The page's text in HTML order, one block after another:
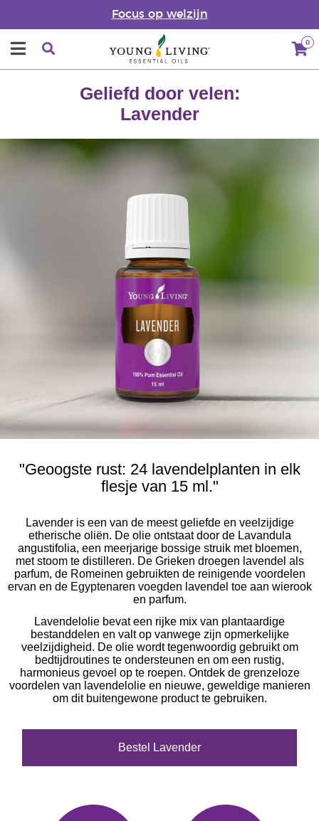
Focus op welzijn
0
Geliefd door velen:
Lavender
"Geoogste rust: 24 lavendelplanten in elk
flesje van 15 ml."
Lavender is een van de meest geliefde en veelzijdige
etherische oliën. De olie ontstaat door de Lavandula
angustifolia, een meerjarige bossige struik met bloemen,
met stoom te distilleren. De Grieken droegen lavendel als
parfum, de Romeinen gebruikten de reinigende voordelen
ervan en de Egyptenaren voegden lavendel toe aan wierook
en parfum.
Lavendelolie bevat een rijke mix van plantaardige
bestanddelen en valt op vanwege zijn opmerkelijke
veelzijdigheid. De olie wordt tegenwoordig gebruikt om
bedtijdroutines te ondersteunen en om een rustig,
harmonieus gevoel op te roepen. Ontdek de grenzeloze
voordelen van lavendelolie en nieuwe, geweldige manieren
om dit buitengewone product te gebruiken.
Bestel Lavender